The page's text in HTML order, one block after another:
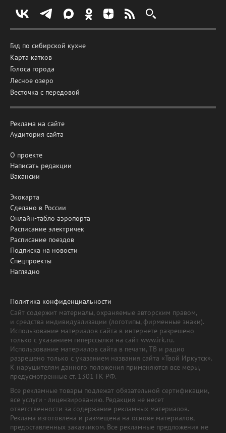
Гид по сибирской кухне
Карта катков
Голоса города
Лесное озеро
Весточка с передовой
Реклама на сайте
Аудитория сайта
О проекте
Написать редакции
Вакансии
Экокарта
Сделано в России
Онлайн-табло аэропорта
Расписание электричек
Расписание поездов
Подписка на новости
Спецпроекты
Наглядно
Политика конфиденциальности
Сайт содержит материалы, охраняемые авторским правом,
и средства индивидуализации (логотипы, фирменные знаки).
Использование материалов сайта в интернете разрешено
только с указанием гиперссылки на сайт www.irk.ru.
Использование материалов сайта в печати, ТВ и радио
разрешено только с указанием названия сайта «Твой Иркутск».
К нарушителям данного положения применяются все меры,
предусмотренные ст. 1301 ГК РФ.
Все рекламные товары подлежат обязательной сертификации,
все услуги - лицензированию. Редакция не несет
ответственности за содержание рекламных материалов.
Реклама изготовлена и размещена на основе материалов,
предоставленных заказчиком. Все рекламные предложения не